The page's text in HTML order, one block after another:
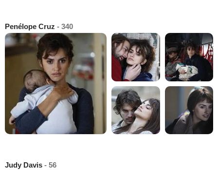
Penélope Cruz - 340
Judy Davis - 56